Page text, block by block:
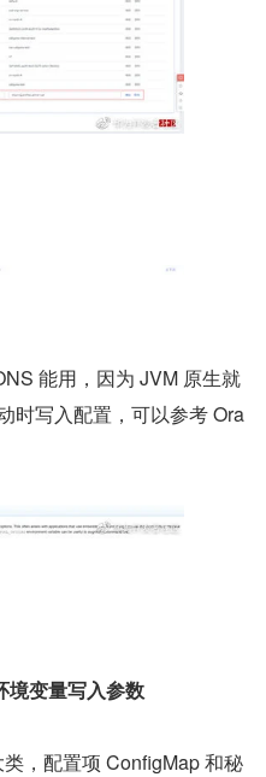
能用，因为 JVM 原生就
时写入配置，可以参考 Ora
境变量写入参数
，配置项 ConfigMap 和秘